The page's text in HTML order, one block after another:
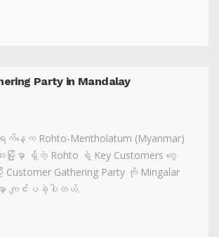
Party in Mandalay
နေ့က Rohto-Mentholatum (Myanmar)
ြို့မှာ ရှိတဲ့ Rohto ရဲ့ Key Customers တွေ
Gathering Party ကို Mingalar
ာ ကျင်းပခဲ့ပါတယ်.